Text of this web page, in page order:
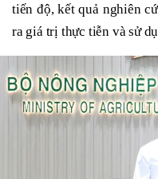
tiến độ, kết quả nghiên
ra giá trị thực tiễn và sử